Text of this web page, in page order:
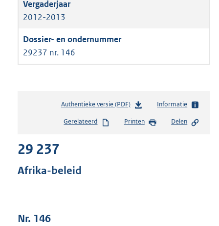
2012-2013
29237 nr. 146
Authentieke versie (PDF)b
s
Informatie
Gerelateerd Printen Delen
29 237
Afrika-beleid
Nr. 146